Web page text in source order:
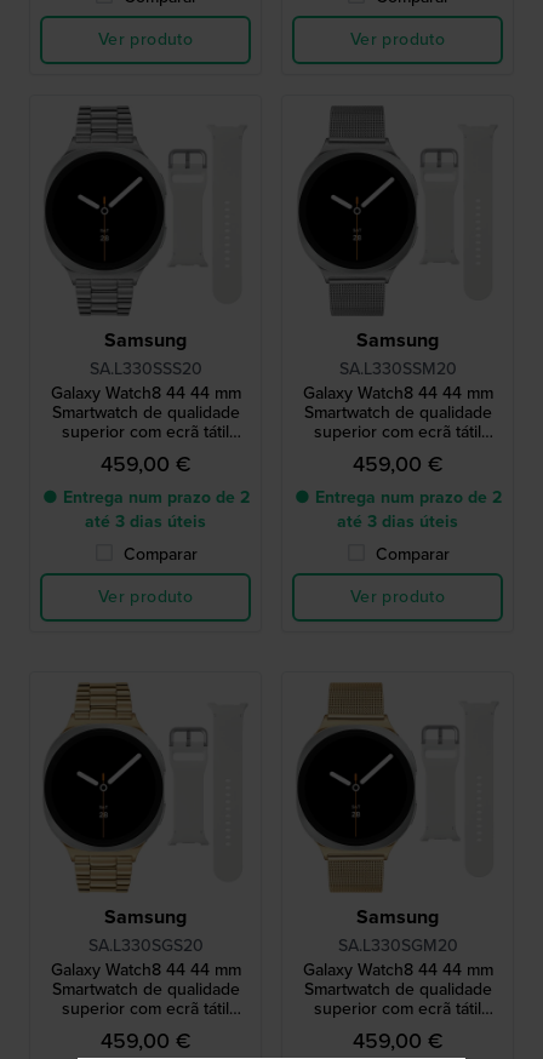
Ver produto
Ver produto
Samsung
SA.L330SSS20
Galaxy Watch8 44 44 mm
Smartwatch de qualidade
superior com ecrã tátil
AMOLED e bracelete extra
459,00 €
● Entrega num prazo de 2
até 3 dias úteis
Comparar
Ver produto
Samsung
SA.L330SSM20
Galaxy Watch8 44 44 mm
Smartwatch de qualidade
superior com ecrã tátil
AMOLED e bracelete extra
459,00 €
● Entrega num prazo de 2
até 3 dias úteis
Comparar
Ver produto
Samsung
SA.L330SGS20
Galaxy Watch8 44 44 mm
Smartwatch de qualidade
superior com ecrã tátil
AMOLED e bracelete extra
459,00 €
Samsung
SA.L330SGM20
Galaxy Watch8 44 44 mm
Smartwatch de qualidade
superior com ecrã tátil
AMOLED e bracelete extra
459,00 €